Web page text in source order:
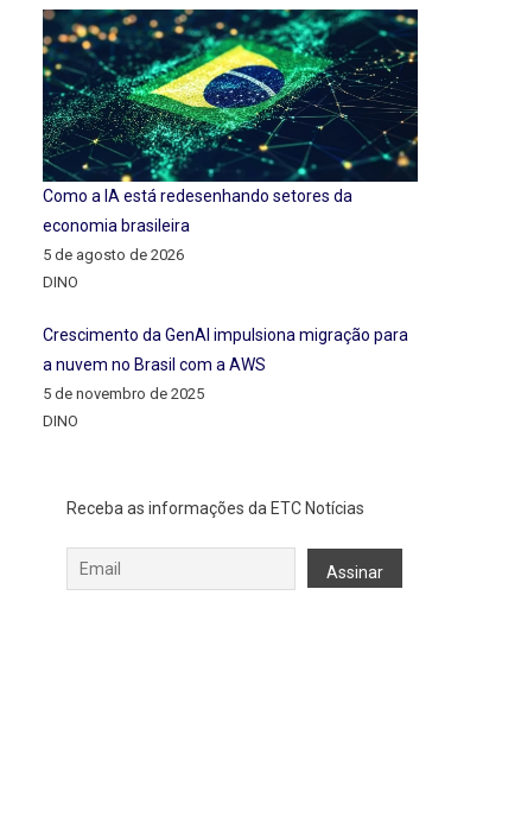
Como a IA está redesenhando setores da
economia brasileira
5 de agosto de 2026
DINO
Crescimento da GenAI impulsiona migração para
a nuvem no Brasil com a AWS
5 de novembro de 2025
DINO
Receba as informações da ETC Notícias